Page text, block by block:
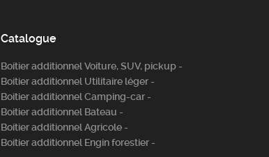
Catalogue
Boitier additionnel Voiture, SUV, pickup -
Boitier additionnel Utilitaire léger -
Boitier additionnel Camping-car -
Boitier additionnel Bateau -
Boitier additionnel Agricole -
Boitier additionnel Engin forestier -